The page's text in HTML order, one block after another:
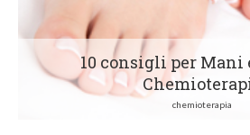
10 consigli per Mani
chemioterapia